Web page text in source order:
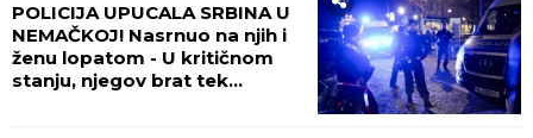
POLICIJA UPUCALA SRBINA U
NEMAČKOJ! Nasrnuo na njih i
ženu lopatom - U kritičnom
stanju, njegov brat tek